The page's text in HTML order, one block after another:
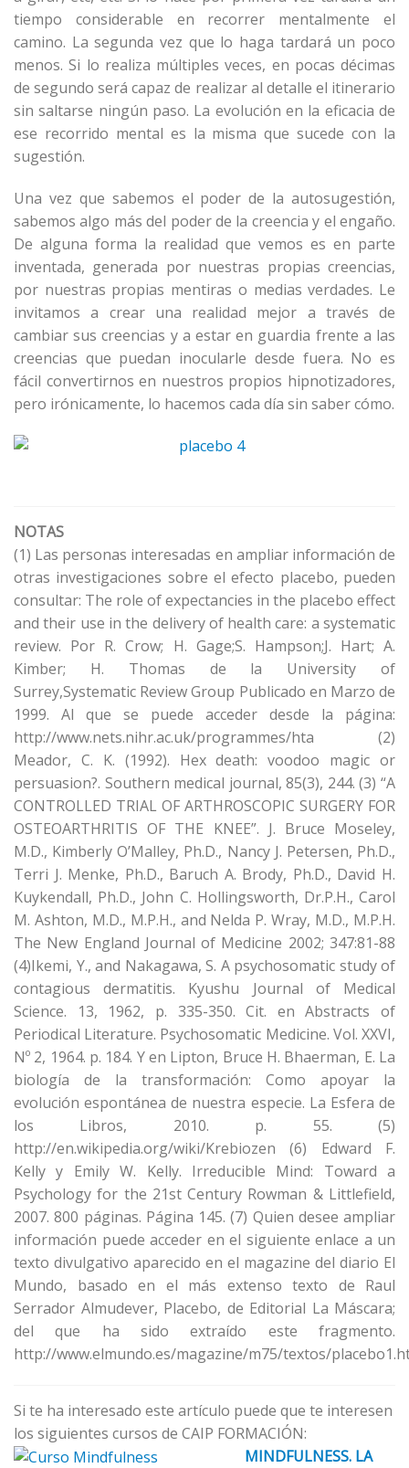
tiempo considerable en recorrer mentalmente el
camino. La segunda vez que lo haga tardará un poco
menos. Si lo realiza múltiples veces, en pocas décimas
de segundo será capaz de realizar al detalle el itinerario
sin saltarse ningún paso. La evolución en la eficacia de
ese recorrido mental es la misma que sucede con la
sugestión.
Una vez que sabemos el poder de la autosugestión,
sabemos algo más del poder de la creencia y el engaño.
De alguna forma la realidad que vemos es en parte
inventada, generada por nuestras propias creencias,
por nuestras propias mentiras o medias verdades. Le
invitamos a crear una realidad mejor a través de
cambiar sus creencias y a estar en guardia frente a las
creencias que puedan inocularle desde fuera. No es
fácil convertirnos en nuestros propios hipnotizadores,
pero irónicamente, lo hacemos cada día sin saber cómo.
NOTAS
(1) Las personas interesadas en ampliar información de
otras investigaciones sobre el efecto placebo, pueden
consultar: The role of expectancies in the placebo effect
and their use in the delivery of health care: a systematic
review. Por R. Crow; H. Gage;S. Hampson;J. Hart; A.
Kimber; H. Thomas de la University of
Surrey,Systematic Review Group Publicado en Marzo de
1999. Al que se puede acceder desde la página:
http://www.nets.nihr.ac.uk/programmes/hta (2)
Meador, C. K. (1992). Hex death: voodoo magic or
persuasion?. Southern medical journal, 85(3), 244. (3) “A
CONTROLLED TRIAL OF ARTHROSCOPIC SURGERY FOR
OSTEOARTHRITIS OF THE KNEE”. J. Bruce Moseley,
M.D., Kimberly O’Malley, Ph.D., Nancy J. Petersen, Ph.D.,
Terri J. Menke, Ph.D., Baruch A. Brody, Ph.D., David H.
Kuykendall, Ph.D., John C. Hollingsworth, Dr.P.H., Carol
M. Ashton, M.D., M.P.H., and Nelda P. Wray, M.D., M.P.H.
The New England Journal of Medicine 2002; 347:81-88
(4)Ikemi, Y., and Nakagawa, S. A psychosomatic study of
contagious dermatitis. Kyushu Journal of Medical
Science. 13, 1962, p. 335-350. Cit. en Abstracts of
Periodical Literature. Psychosomatic Medicine. Vol. XXVI,
Nº 2, 1964. p. 184. Y en Lipton, Bruce H. Bhaerman, E. La
biología de la transformación: Como apoyar la
evolución espontánea de nuestra especie. La Esfera de
los Libros, 2010. p. 55. (5)
http://en.wikipedia.org/wiki/Krebiozen (6) Edward F.
Kelly y Emily W. Kelly. Irreducible Mind: Toward a
Psychology for the 21st Century Rowman & Littlefield,
2007. 800 páginas. Página 145. (7) Quien desee ampliar
información puede acceder en el siguiente enlace a un
texto divulgativo aparecido en el magazine del diario El
Mundo, basado en el más extenso texto de Raul
Serrador Almudever, Placebo, de Editorial La Máscara;
del que ha sido extraído este fragmento.
http://www.elmundo.es/magazine/m75/textos/
Si te ha interesado este artículo puede que te interesen
los siguientes cursos de CAIP FORMACIÓN:
MINDFULNESS. LA